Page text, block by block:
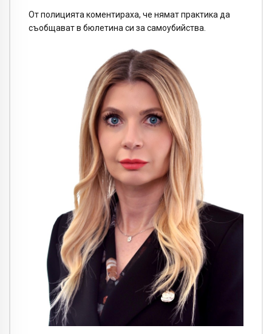
От полицията коментираха, че нямат практика да
съобщават в бюлетина си за самоубийства.